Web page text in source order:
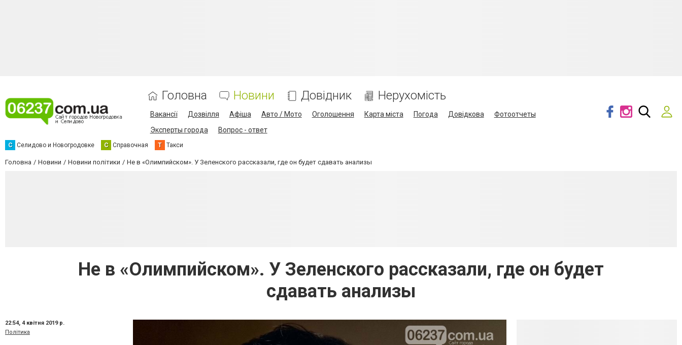
Головна Новини Довідник Нерухомість
Вакансії Дозвілля Афіша Авто / Мото Оголошення Карта міста Погода Довідкова
Фотоотчеты
Эксперты города
Вопрос - ответ
С Селидово и Новогродовке С Справочная Т Такси
Головна Новини Новини політики Не в «Олимпийском». У Зеленского рассказали, где он будет сдавать анализы
Не в «Олимпийском». У Зеленского рассказали, где он будет
сдавать анализы
22:54, 4 квітня 2019 р.
Політика